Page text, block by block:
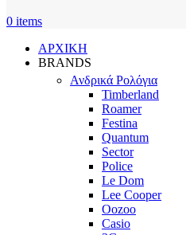
0 items
ΑΡΧΙΚΗ
BRANDS
Ανδρικά Ρολόγια
Timberland
Roamer
Festina
Quantum
Sector
Police
Le Dom
Lee Cooper
Oozoo
Casio